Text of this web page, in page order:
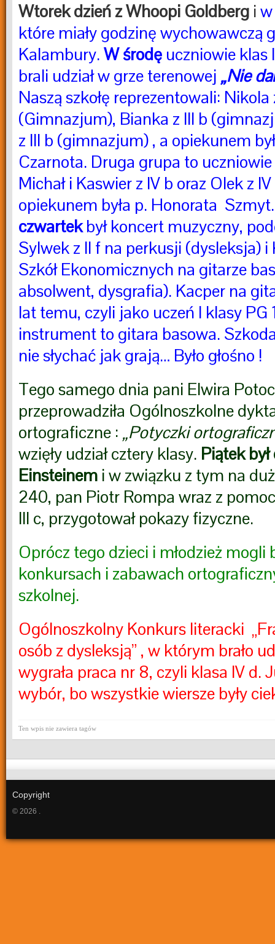
Wtorek dzień z Whoopi Goldberg i
które miały godzinę wychowawczą
Kalambury. W środę uczniowie klas
brali udział w grze terenowej „Nie
Naszą szkołę reprezentowali: Nikola
(Gimnazjum), Bianka z III b
z III b (gimnazjum) , a opiekunem
Czarnota. Druga grupa to uczniowie
Michał i Kaswier z IV b oraz Olek z
opiekunem była p. Honorata
czwartekbył koncert muzyczny,
Sylwek z II f na perkusji (dysleksja) i
Szkół Ekonomicznych na gitarze
absolwent, dysgrafia). Kacper na
lat temu, czyli jako uczeń I klasy PG
instrument to gitara basowa.
nie słychać jak grają… Było głośno !
Tego samego dnia pani Elwira
przeprowadziła Ogólnoszkolne
ortograficzne : „Potyczki
wzięły udział cztery klasy. Piątek
Einsteinem i w związku z tym na
240, pan Piotr Rompa wraz z
III c, przygotował pokazy fizyczne.
Oprócz tego dzieci i młodzież mogli
konkursach i zabawach
szkolnej.
Ogólnoszkolny Konkurs literacki
osób z dysleksją” , w którym brało
wygrała praca nr 8, czyli klasa IV d.
wybór, bo wszystkie wiersze były
Ten wpis nie zawiera tagów
Copyright
© 2026 .